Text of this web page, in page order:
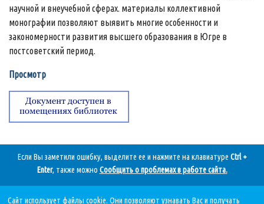
научной и внеучебной сферах. материалы коллективной
монографии позволяют выявить многие особенности и
закономерности развития высшего образования в Югре в
постсоветский период.
Просмотр
Если Вы заметили ошибку, выделите ее и нажмите на клавиатуре Ctrl +
Enter, также можно Сообщить о проблемах в работе сайта.
Дата последнего обновления:
Сайт использует файлы cookie. Они позволяют узнавать Вас и получать